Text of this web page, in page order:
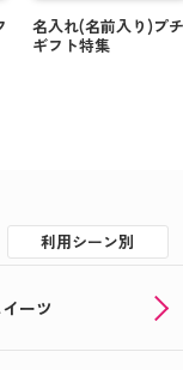
フトで顔見せ
フト☆
えよう☆彡
出来るオリ
名入れ(名前入り)プチ
ギフト特集
利用シーン別
ーツ